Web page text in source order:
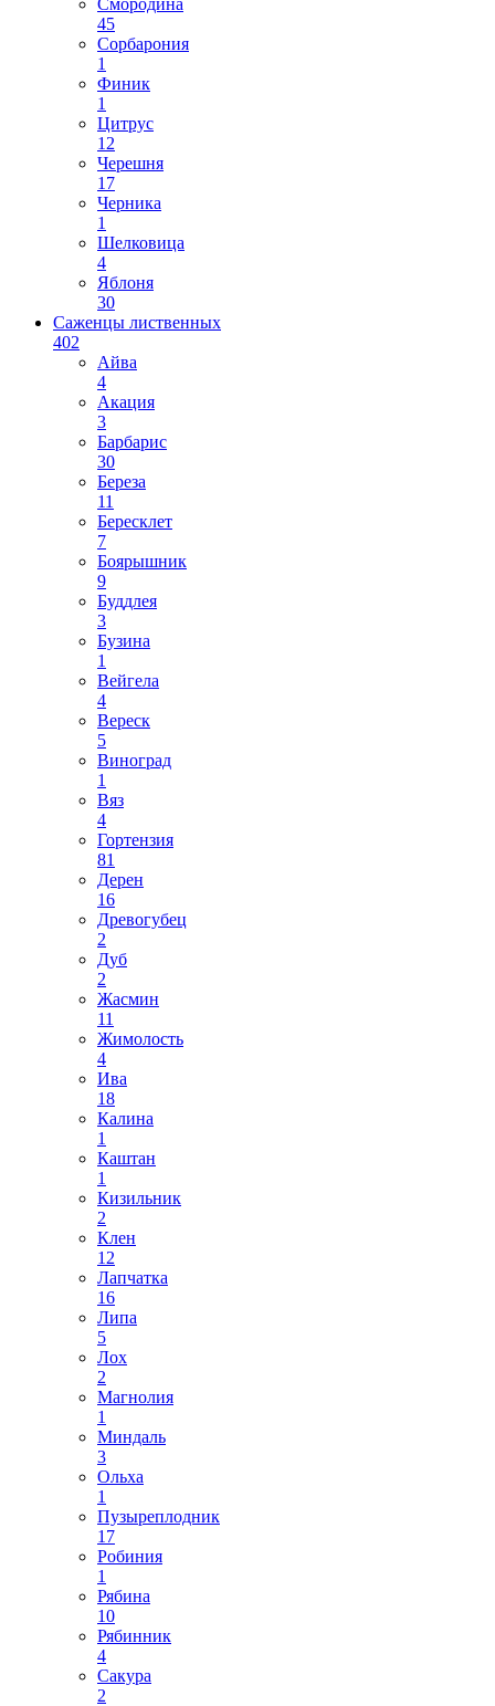
Смородина
45
Сорбарония
1
Финик
1
Цитрус
12
Черешня
17
Черника
1
Шелковица
4
Яблоня
30
Саженцы лиственных
402
Айва
4
Акация
3
Барбарис
30
Береза
11
Бересклет
7
Боярышник
9
Буддлея
3
Бузина
1
Вейгела
4
Вереск
5
Виноград
1
Вяз
4
Гортензия
81
Дерен
16
Древогубец
2
Дуб
2
Жасмин
11
Жимолость
4
Ива
18
Калина
1
Каштан
1
Кизильник
2
Клен
12
Лапчатка
16
Липа
5
Лох
2
Магнолия
1
Миндаль
3
Ольха
1
Пузыреплодник
17
Робиния
1
Рябина
10
Рябинник
4
Сакура
2